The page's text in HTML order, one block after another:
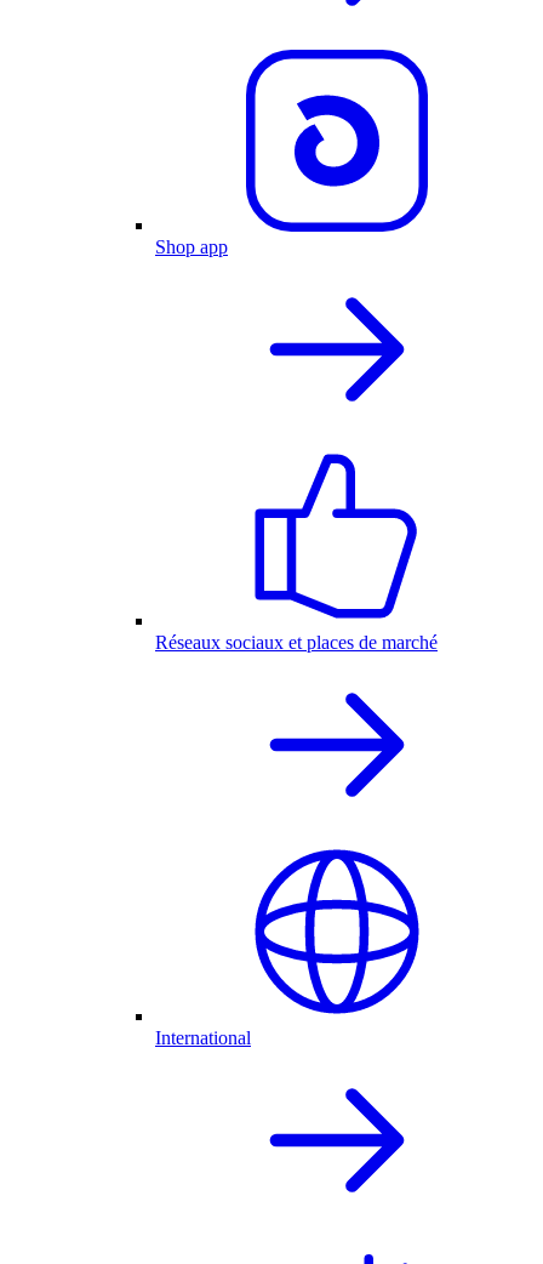
Shop app
Réseaux sociaux et places de marché
International